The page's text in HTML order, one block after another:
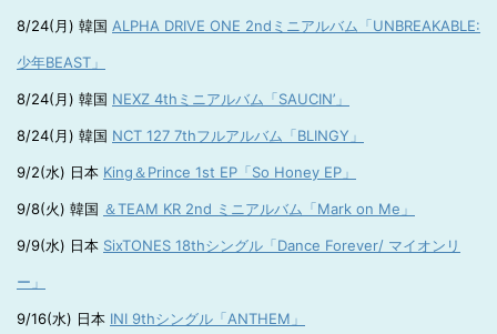
8/24(月) 韓国 ALPHA DRIVE ONE 2ndミニアルバム「UNBREAKABLE:
少年BEAST」
8/24(月) 韓国 NEXZ 4thミニアルバム「SAUCIN’」
8/24(月) 韓国 NCT 127 7thフルアルバム「BLINGY」
9/2(水) 日本 King＆Prince 1st EP「So Honey EP」
9/8(火) 韓国 ＆TEAM KR 2nd ミニアルバム「Mark on Me」
9/9(水) 日本 SixTONES 18thシングル「Dance Forever/ マイオンリ
ー」
9/16(水) 日本 INI 9thシングル「ANTHEM」